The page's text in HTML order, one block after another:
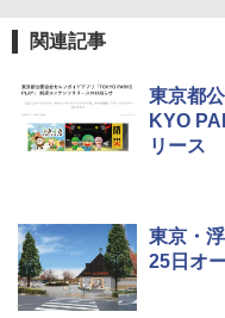
￥
￥
[キ
イド
ッシ
￥
ポイ
可能
ンパ
ア/オ
関連記事
東京都
KYO
リース
東京・
25日オ